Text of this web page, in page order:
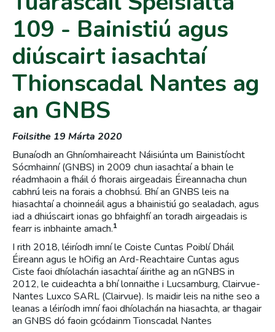
109 - Bainistiú agus
diúscairt iasachtaí
Thionscadal Nantes ag
an GNBS
Foilsithe 19 Márta 2020
Bunaíodh an Ghníomhaireacht Náisiúnta um Bainistíocht
Sócmhainní (GNBS) in 2009 chun iasachtaí a bhain le
réadmhaoin a fháil ó fhorais airgeadais Éireannacha chun
cabhrú leis na forais a chobhsú. Bhí an GNBS leis na
hiasachtaí a choinneáil agus a bhainistiú go sealadach, agus
iad a dhiúscairt ionas go bhfaighfí an toradh airgeadais is
fearr is inbhainte amach.1
I rith 2018, léiríodh imní le Coiste Cuntas Poiblí Dháil
Éireann agus le hOifig an Ard-Reachtaire Cuntas agus
Ciste faoi dhíolachán iasachtaí áirithe ag an nGNBS in
2012, le cuideachta a bhí lonnaithe i Lucsamburg, Clairvue-
Nantes Luxco SARL (Clairvue). Is maidir leis na nithe seo a
leanas a léiríodh imní faoi dhíolachán na hiasachta, ar thagair
an GNBS dó faoin gcódainm Tionscadal Nantes